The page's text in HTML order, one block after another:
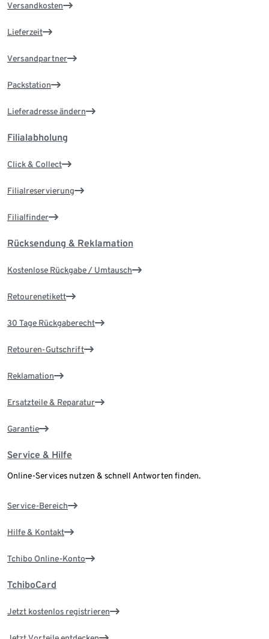
Versandkosten
Lieferzeit
Versandpartner
Packstation
Lieferadresse ändern
Filialabholung
Click & Collect
Filialreservierung
Filialfinder
Rücksendung & Reklamation
Kostenlose Rückgabe / Umtausch
Retourenetikett
30 Tage Rückgaberecht
Retouren-Gutschrift
Reklamation
Ersatzteile & Reparatur
Garantie
Service & Hilfe
Online-Services nutzen & schnell Antworten finden.
Service-Bereich
Hilfe & Kontakt
Tchibo Online-Konto
TchiboCard
Jetzt kostenlos registrieren